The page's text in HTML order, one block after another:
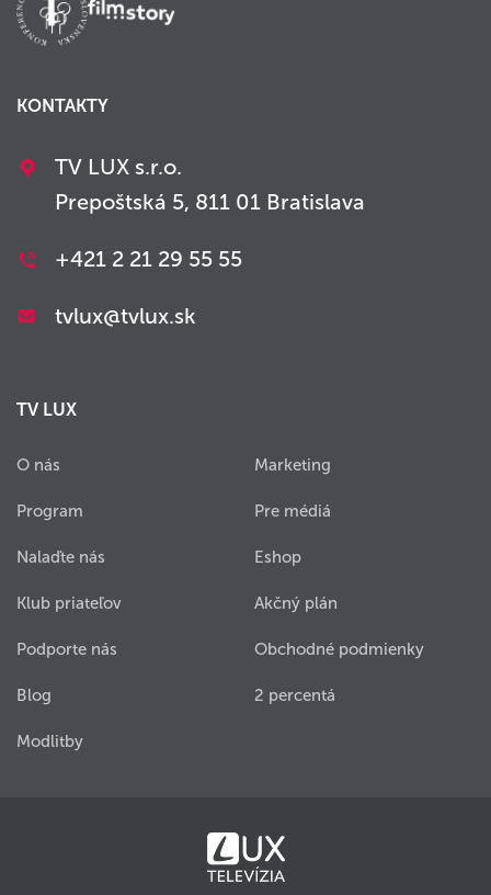
KONTAKTY
TV LUX s.r.o.
Prepoštská 5, 811 01 Bratislava
+421 2 21 29 55 55
tvlux@tvlux.sk
TV LUX
O nás
Program
Nalaďte nás
Klub priateľov
Podporte nás
Blog
Modlitby
Marketing
Pre médiá
Eshop
Akčný plán
Obchodné podmienky
2 percentá